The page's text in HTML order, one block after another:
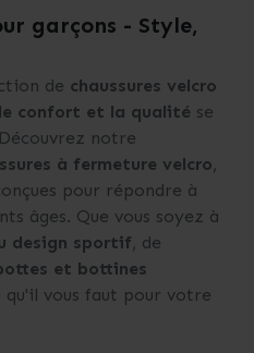
garçons - Style,
de chaussures velcro
confort et la qualité se
notre
à fermeture velcro,
pour répondre à
âges. Que vous soyez à
design sportif, de
et bottines
qu'il vous faut pour votre